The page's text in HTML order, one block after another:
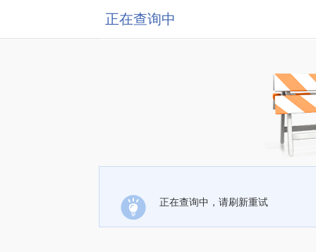
正在查询中
正在查询中，请刷新重试